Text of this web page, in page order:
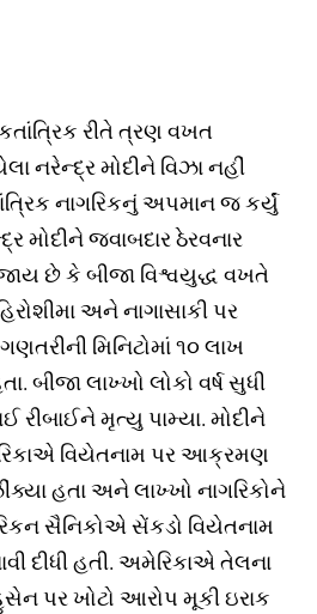
રીતે ત્રણ વખત
નરેન્દ્ર મોદીને વિઝા નહીં
નાગરિકનું અપમાન જ કર્યું
મોદીને જવાબદાર ઠેરવનાર
છે કે બીજા વિશ્વયુદ્ધ વખતે
અને નાગાસાકી પર
મિનિટોમાં ૧૦ લાખ
બીજા લાખ્ખો લોકો વર્ષ સુધી
રીબાઈને મૃત્યુ પામ્યા. મોદીને
વિયેતનામ પર આક્રમણ
હતા અને લાખ્ખો નાગરિકોને
સૈનિકોએ સેંકડો વિયેતનામ
દીધી હતી. અમેરિકાએ તેલના
પર ખોટો આરોપ મૂકી ઇરાક